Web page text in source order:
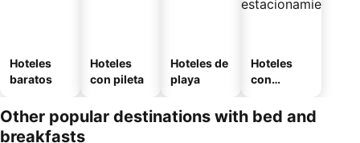
Hoteles
baratos
Hoteles
con pileta
Hoteles de
playa
Hoteles
con
miento
Other popular destinations with bed and
breakfasts